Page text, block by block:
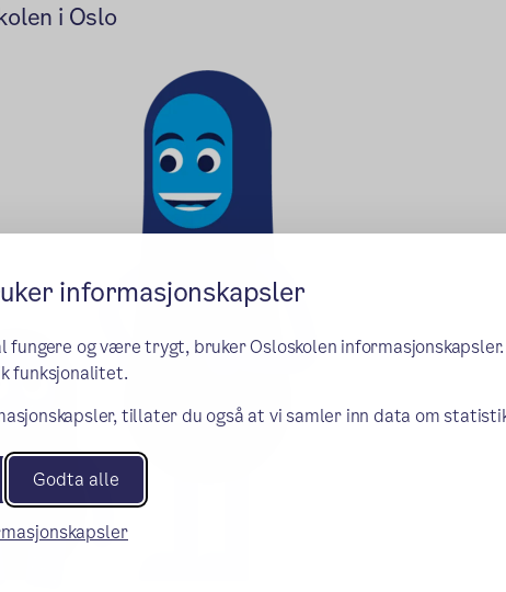
informasjonskapsler
og være trygt, bruker Osloskolen
funksjonalitet.
tillater du også at vi samler inn data om
Godta alle
i Oslo